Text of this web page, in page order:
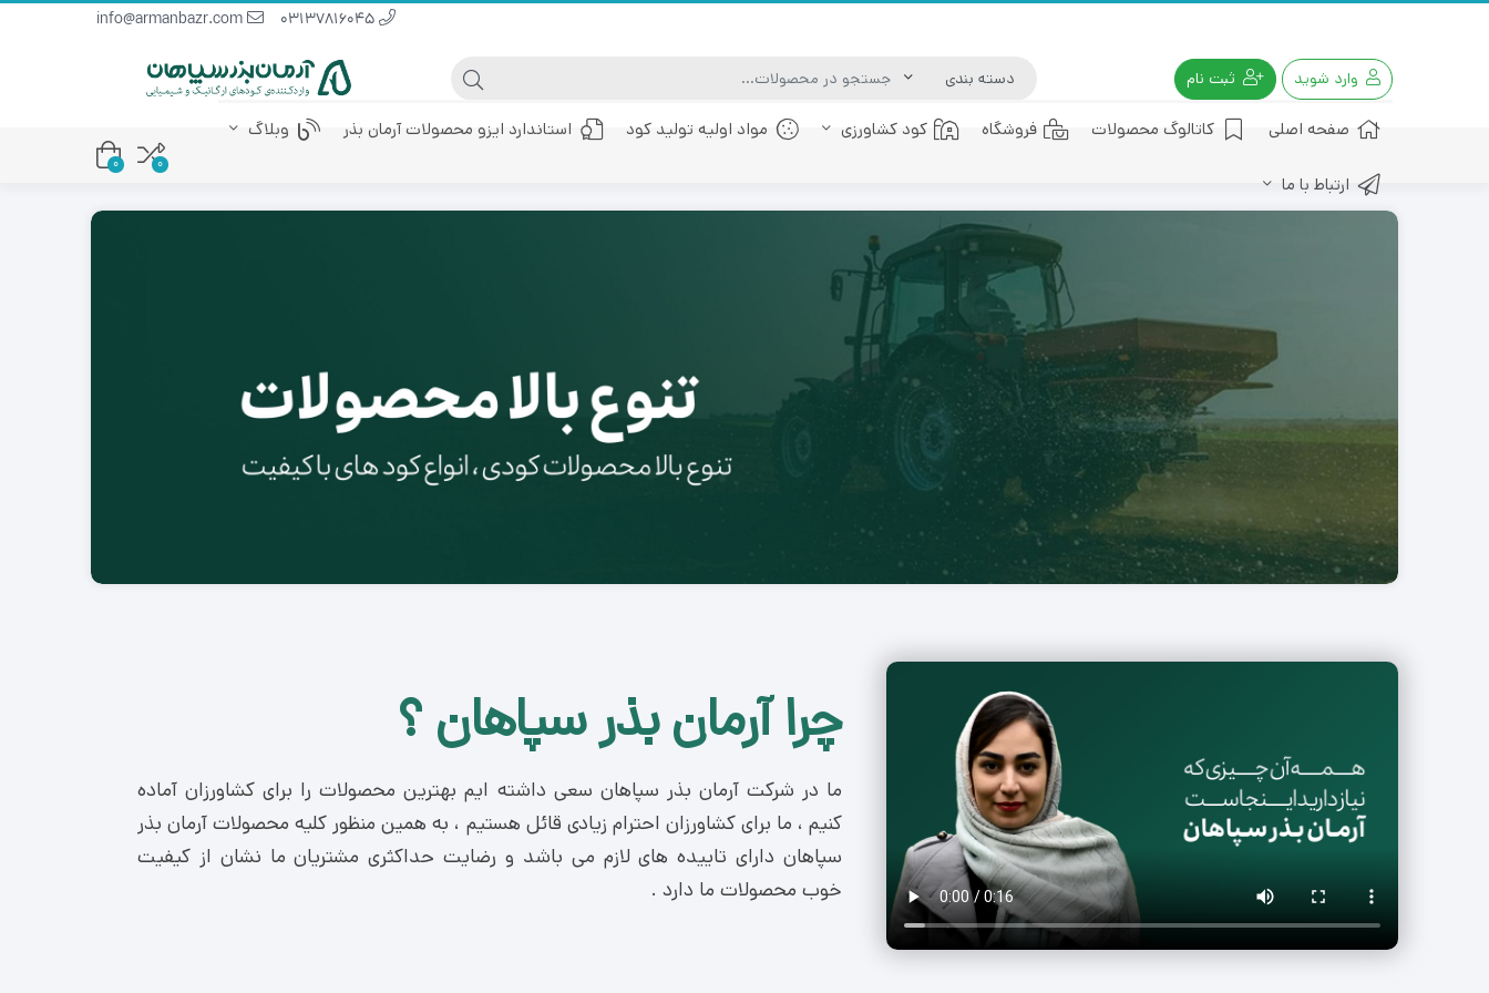
وارد شوید ثبت نام
صفحه اصلی کاتالوگ محصولات فروشگاه کود کشاورزی مواد اولیه تولید کود استاندارد ایزو محصولات آرمان بذر وبلاگ
ارتباط با ما
0
0
چرا آرمان بذر سپاهان ؟
ما در شرکت آرمان بذر سپاهان سعی داشته ایم بهترین محصولات را برای کشاورزان آماده
کنیم ، ما برای کشاورزان احترام زیادی قائل هستیم ، به همین منظور کلیه محصولات آرمان بذر
سپاهان دارای تاییده های لازم می باشد و رضایت حداکثری مشتریان ما نشان از کیفیت
خوب محصولات ما دارد .